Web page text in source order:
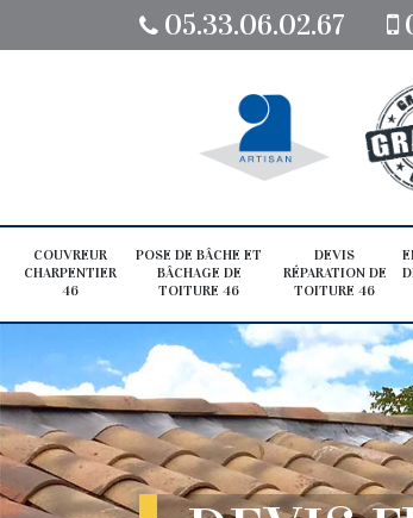
05.33.06.02.67
COUVREUR
CHARPENTIER
46
POSE DE BÂCHE ET
BÂCHAGE DE
TOITURE 46
DEVIS
RÉPARATION DE
TOITURE 46